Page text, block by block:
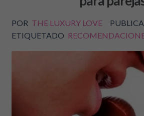
POR THE LUXURY LOVE
ETIQUETADO